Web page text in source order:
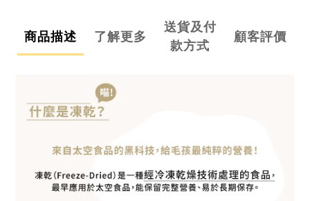
商品描述 了解更多
送貨及付
款方式
顧客評價